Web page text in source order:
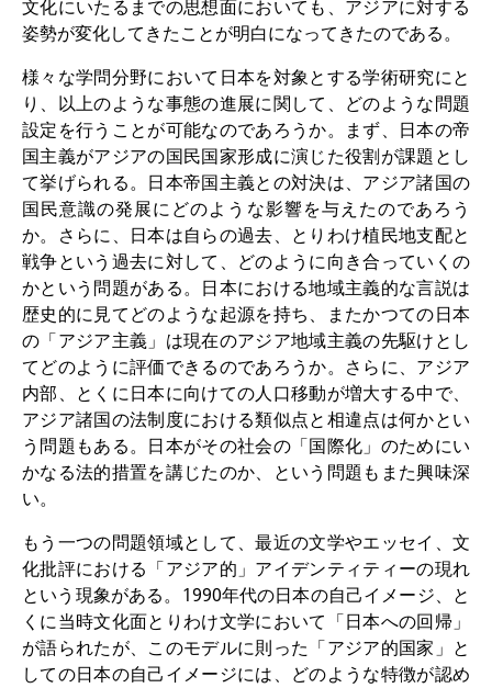
Contemporary Japan
ビデオ
DIJ モノグラフシリーズ
DIJ ワーキングペーパー
DIJ ニュースレター
ミスセラネアシリーズ
ポッドキャスト
旧出版物シリーズ
図書室
開館時間：月曜日～金曜日 午前10
時～午後4時
休館日： 土曜日、日曜日、祝日、
復活祭、クリスマス、年末年始
案内
OPAC
文化にいたるまでの思想面においても、アジアに対する
姿勢が変化してきたことが明白になってきたのである。
様々な学問分野において日本を対象とする学術研究にと
り、以上のような事態の進展に関して、どのような問題
設定を行うことが可能なのであろうか。まず、日本の帝
国主義がアジアの国民国家形成に演じた役割が課題とし
て挙げられる。日本帝国主義との対決は、アジア諸国の
国民意識の発展にどのような影響を与えたのであろう
か。さらに、日本は自らの過去、とりわけ植民地支配と
戦争という過去に対して、どのように向き合っていくの
かという問題がある。日本における地域主義的な言説は
歴史的に見てどのような起源を持ち、またかつての日本
の「アジア主義」は現在のアジア地域主義の先駆けとし
てどのように評価できるのであろうか。さらに、アジア
内部、とくに日本に向けての人口移動が増大する中で、
アジア諸国の法制度における類似点と相違点は何かとい
う問題もある。日本がその社会の「国際化」のためにい
かなる法的措置を講じたのか、という問題もまた興味深
い。
もう一つの問題領域として、最近の文学やエッセイ、文
化批評における「アジア的」アイデンティティーの現れ
という現象がある。1990年代の日本の自己イメージ、と
くに当時文化面とりわけ文学において「日本への回帰」
が語られたが、このモデルに則った「アジア的国家」と
しての日本の自己イメージには、どのような特徴が認め